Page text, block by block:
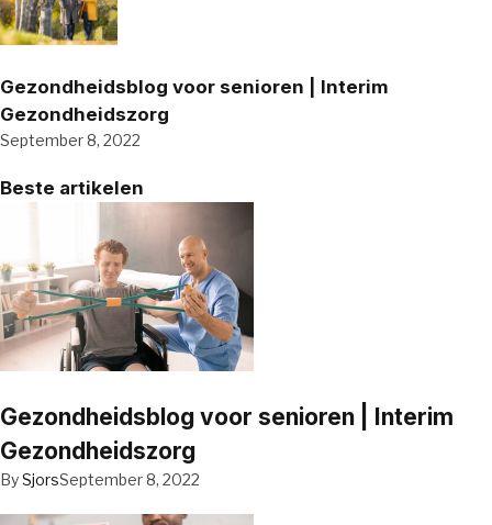
Gezondheidsblog voor senioren | Interim
Gezondheidszorg
September 8, 2022
Beste artikelen
Gezondheidsblog voor senioren | Interim
Gezondheidszorg
BySjorsSeptember 8, 2022